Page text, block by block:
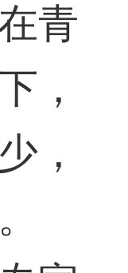
青
，
，